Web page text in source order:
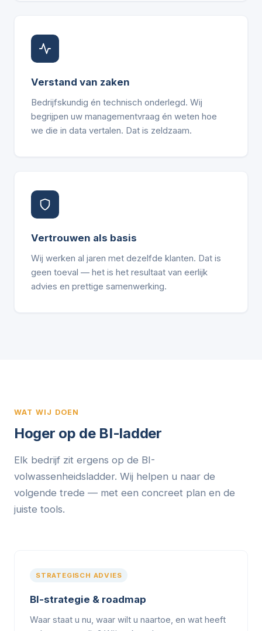
Verstand van zaken
Bedrijfskundig én technisch onderlegd. Wij
begrijpen uw managementvraag én weten hoe
we die in data vertalen. Dat is zeldzaam.
Vertrouwen als basis
Wij werken al jaren met dezelfde klanten. Dat is
geen toeval — het is het resultaat van eerlijk
advies en prettige samenwerking.
WAT WIJ DOEN
Hoger op de BI-ladder
Elk bedrijf zit ergens op de BI-
volwassenheidsladder. Wij helpen u naar de
volgende trede — met een concreet plan en de
juiste tools.
STRATEGISCH ADVIES
BI-strategie & roadmap
Waar staat u nu, waar wilt u naartoe, en wat heeft